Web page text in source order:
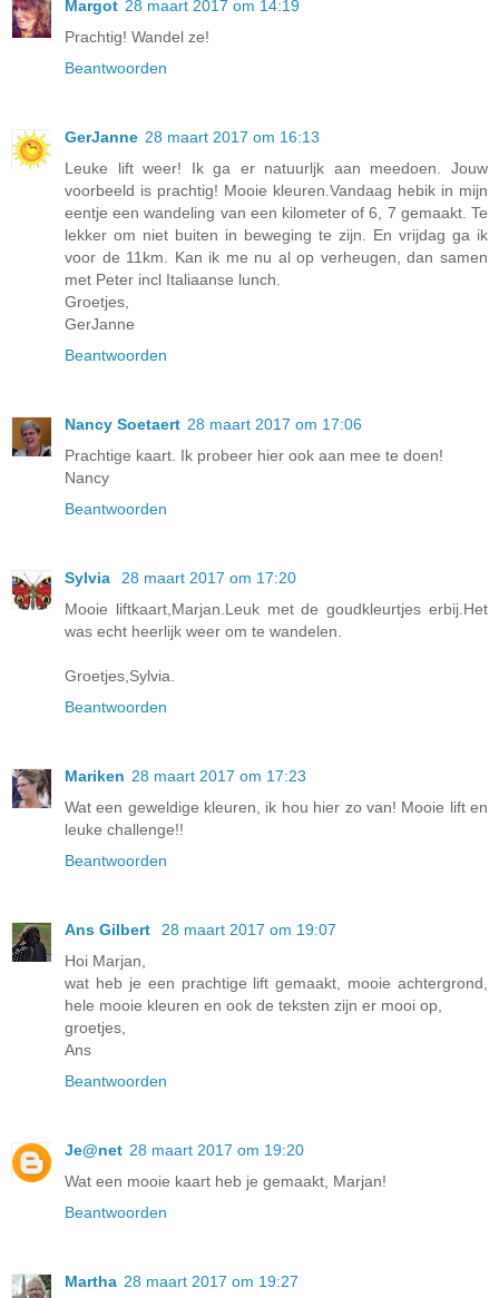
Margot 28 maart 2017 om 14:19
Prachtig! Wandel ze!
Beantwoorden
GerJanne 28 maart 2017 om 16:13
Leuke lift weer! Ik ga er natuurljk aan meedoen. Jouw
voorbeeld is prachtig! Mooie kleuren.Vandaag hebik in mijn
eentje een wandeling van een kilometer of 6, 7 gemaakt. Te
lekker om niet buiten in beweging te zijn. En vrijdag ga ik
voor de 11km. Kan ik me nu al op verheugen, dan samen
met Peter incl Italiaanse lunch.
Groetjes,
GerJanne
Beantwoorden
Nancy Soetaert 28 maart 2017 om 17:06
Prachtige kaart. Ik probeer hier ook aan mee te doen!
Nancy
Beantwoorden
Sylvia
28 maart 2017 om 17:20
Mooie liftkaart,Marjan.Leuk met de goudkleurtjes erbij.Het
was echt heerlijk weer om te wandelen.
Groetjes,Sylvia.
Beantwoorden
Mariken 28 maart 2017 om 17:23
Wat een geweldige kleuren, ik hou hier zo van! Mooie lift en
leuke challenge!!
Beantwoorden
Ans Gilbert
28 maart 2017 om 19:07
Hoi Marjan,
wat heb je een prachtige lift gemaakt, mooie achtergrond,
hele mooie kleuren en ook de teksten zijn er mooi op,
groetjes,
Ans
Beantwoorden
Je@net 28 maart 2017 om 19:20
Wat een mooie kaart heb je gemaakt, Marjan!
Beantwoorden
Martha 28 maart 2017 om 19:27